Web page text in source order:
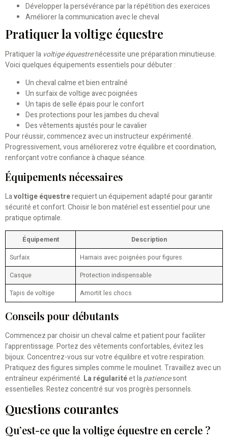
Développer la persévérance par la répétition des exercices
Améliorer la communication avec le cheval
Pratiquer la voltige équestre
Pratiquer la voltige équestrenécessite une préparation minutieuse.
Voici quelques équipements essentiels pour débuter :
Un cheval calme et bien entraîné
Un surfaix de voltige avec poignées
Un tapis de selle épais pour le confort
Des protections pour les jambes du cheval
Des vêtements ajustés pour le cavalier
Pour réussir, commencez avec un instructeur expérimenté.
Progressivement, vous améliorerez votre équilibre et coordination,
renforçant votre confiance à chaque séance.
Équipements nécessaires
Lavoltige équestrerequiert un équipement adapté pour garantir
sécurité et confort. Choisir le bon matériel est essentiel pour une
pratique optimale.
Équipement
Description
Surfaix
Harnais avec poignées pour figures
Casque
Protection indispensable
Tapis de voltige
Amortit les chocs
Conseils pour débutants
Commencez par choisir un cheval calme et patient pour faciliter
l’apprentissage. Portez des vêtements confortables, évitez les
bijoux. Concentrez-vous sur votre équilibre et votre respiration.
Pratiquez des figures simples comme le moulinet. Travaillez avec un
entraîneur expérimenté. La régularitéet lapatiencesont
essentielles. Restez concentré sur vos progrès personnels.
Questions courantes
Qu’est-ce que la voltige équestre en cercle ?